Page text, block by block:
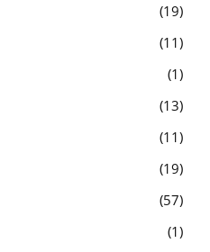
19
11
1
13
11
19
57
1